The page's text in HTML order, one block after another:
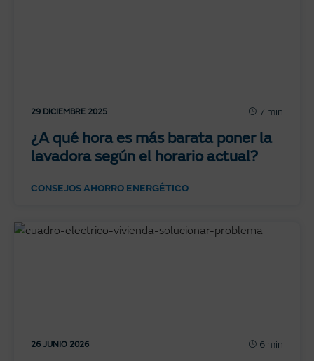
29 DICIEMBRE 2025 7 min
¿A qué hora es más barata poner la
lavadora según el horario actual?
CONSEJOS AHORRO ENERGÉTICO
26 JUNIO 2026 6 min